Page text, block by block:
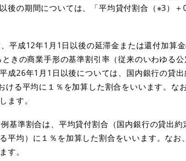
後の期間については、「平均貸付割合（※3）＋
成12年1月1日以後の延滞金または還付加算
きの商業手形の基準割引率（従来のいわゆる
成26年1月1日以後については、国内銀行の貸
ける平均に１％を加算した割合をいいます。な
ます。
準割合は、平均貸付割合（国内銀行の貸出約
平均）に１％を加算した割合をいいます。なお
す。